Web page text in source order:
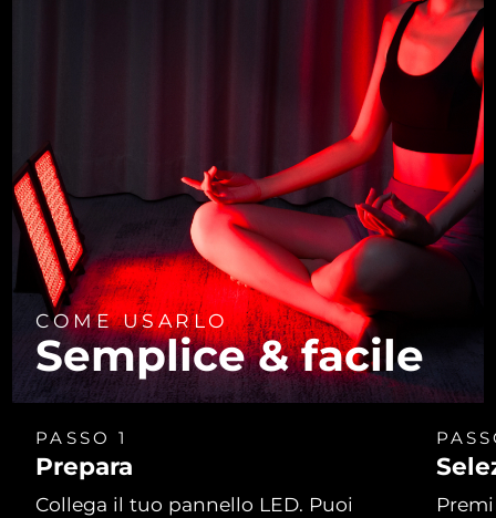
COME USARLO
Semplice & facile
PASSO 1
Prepara
Collega il tuo pannello LED. Puoi